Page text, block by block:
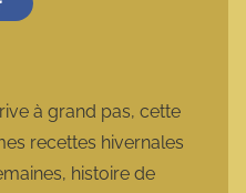
à grand pas, cette
recettes hivernales
histoire de